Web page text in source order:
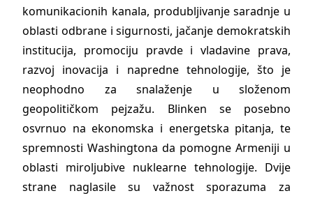
komunikacionih kanala, produbljivanje saradnje u
oblasti odbrane i sigurnosti, jačanje demokratskih
institucija, promociju pravde i vladavine prava,
razvoj inovacija i napredne tehnologije, što je
neophodno za snalaženje u složenom
geopolitičkom pejzažu. Blinken se posebno
osvrnuo na ekonomska i energetska pitanja, te
spremnosti Washingtona da pomogne Armeniji u
oblasti miroljubive nuklearne tehnologije. Dvije
strane naglasile su važnost sporazuma za